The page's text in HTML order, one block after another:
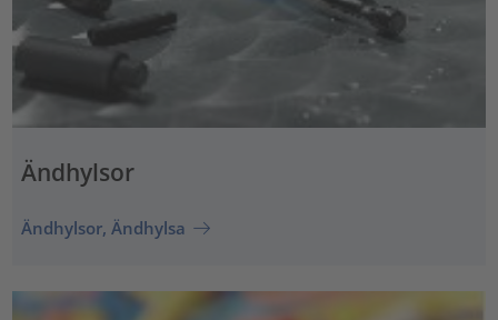
Ändhylsor
Ändhylsor, Ändhylsa